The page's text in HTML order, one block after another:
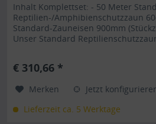
Inhalt Komplettset: - 50 Meter
Reptilien-/Amphibienschutzzaun
Standard-Zauneisen 900mm
Unser Standard
verwendeten Bestandteile sind
€ 310,66 *
Merken
Jetzt
Lieferzeit ca. 5 Werktage